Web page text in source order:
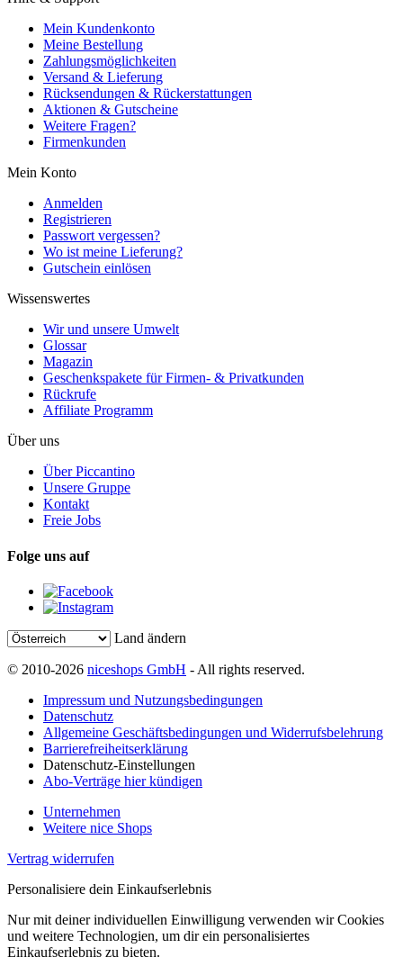
Mein Kundenkonto
Meine Bestellung
Zahlungsmöglichkeiten
Versand & Lieferung
Rücksendungen & Rückerstattungen
Aktionen & Gutscheine
Weitere Fragen?
Firmenkunden
Mein Konto
Anmelden
Registrieren
Passwort vergessen?
Wo ist meine Lieferung?
Gutschein einlösen
Wissenswertes
Wir und unsere Umwelt
Glossar
Magazin
Geschenkspakete für Firmen- & Privatkunden
Rückrufe
Affiliate Programm
Über uns
Über Piccantino
Unsere Gruppe
Kontakt
Freie Jobs
Folge uns auf
Land ändern
© 2010-2026 niceshops GmbH - All rights reserved.
Impressum und Nutzungsbedingungen
Datenschutz
Allgemeine Geschäftsbedingungen und Widerrufsbelehrung
Barrierefreiheitserklärung
Datenschutz-Einstellungen
Abo-Verträge hier kündigen
Unternehmen
Weitere nice Shops
Vertrag widerrufen
Personalisiere dein Einkaufserlebnis
Nur mit deiner individuellen Einwilligung verwenden wir Cookies
und weitere Technologien, um dir ein personalisiertes
Einkaufserlebnis zu bieten.